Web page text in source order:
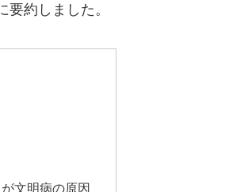
要約しました。
文明病の原因